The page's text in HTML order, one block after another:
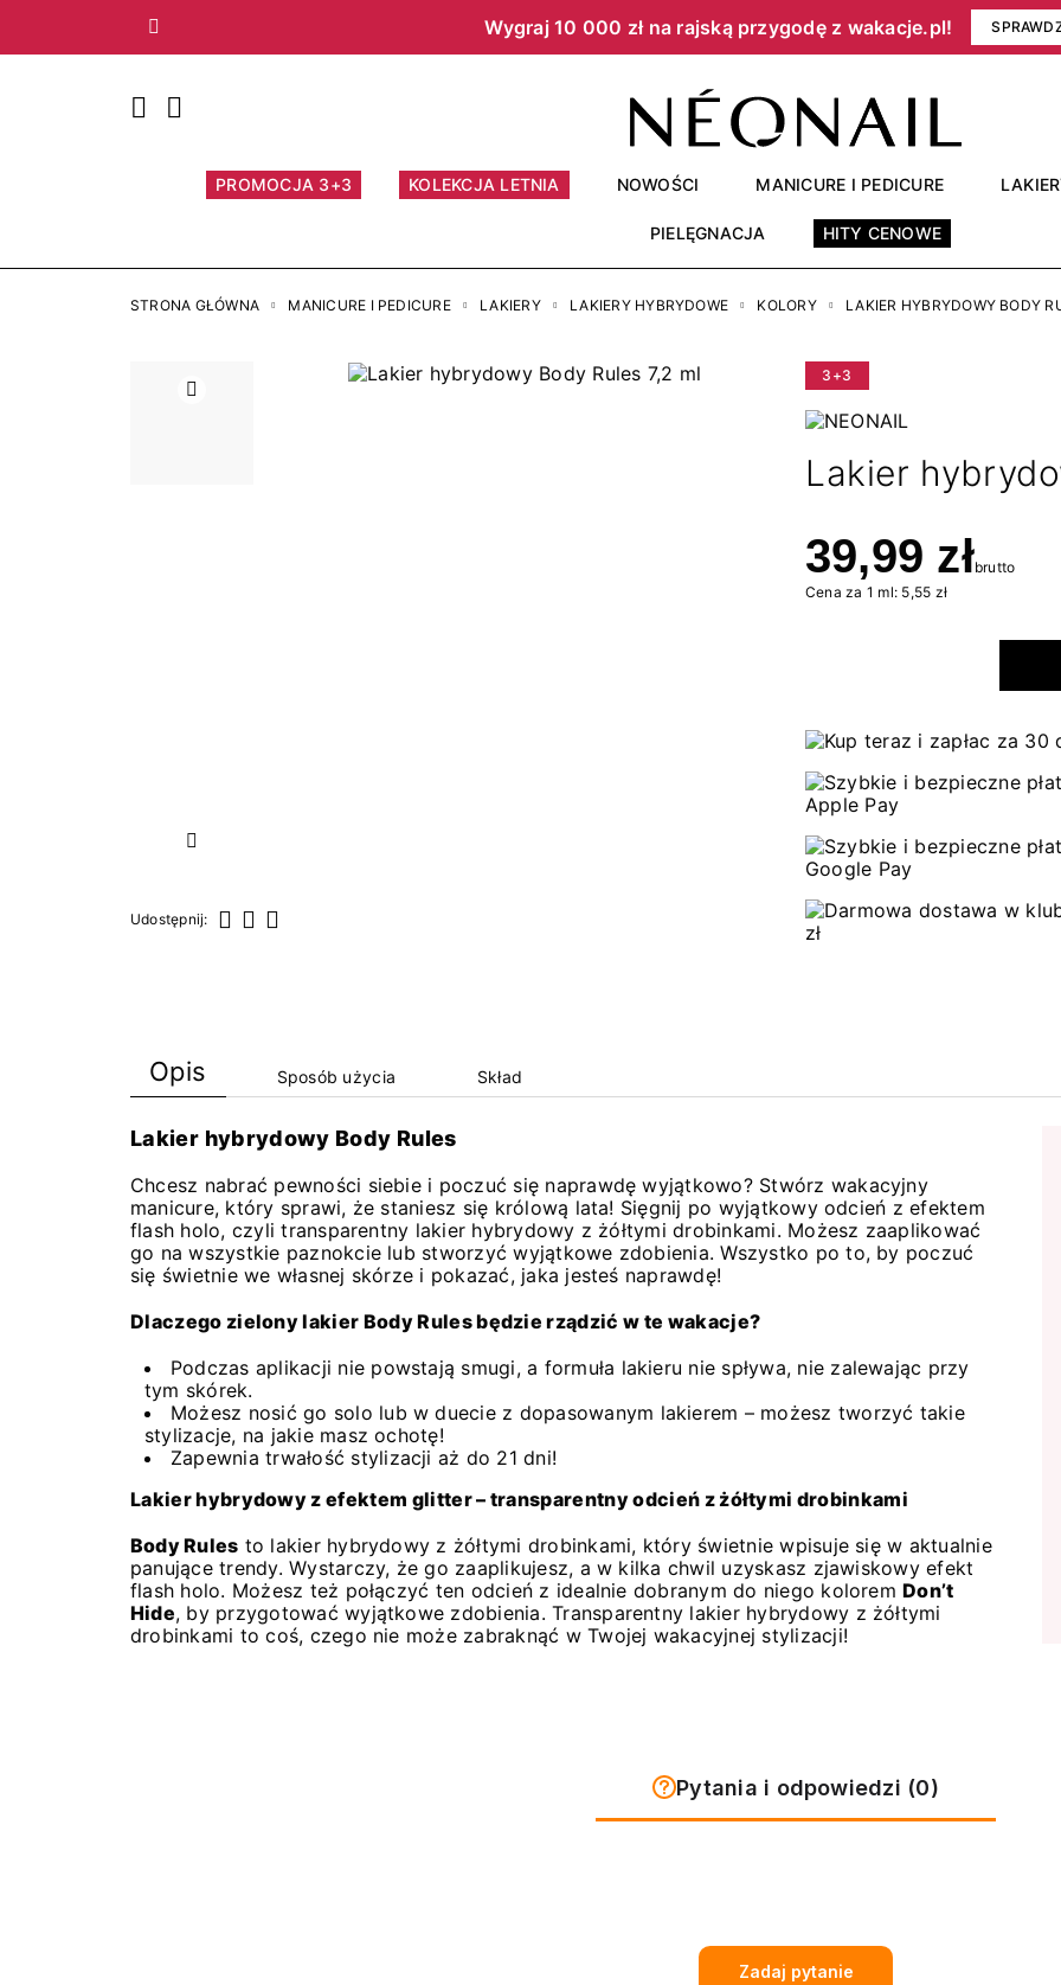
Wygraj 10 000 zł na rajską przygodę z wakacje.pl!​
Poprzedni
PROMOCJA 3+3 KOLEKCJA LETNIA NOWOŚCI MANICURE I PEDICURE
PIELĘGNACJA HITY CENOWE
STRONA GŁÓWNA MANICURE I PEDICURE LAKIERY LAKIERY HYBRYDOWE KOLORY LAKIER HYBRYDOWY BODY
Poprzedni
Następny
Udostępnij:
3+3
Lakier
39,99 złbrutto
Cena za 1 ml: 5,55 zł
Opis Sposób użycia Skład
Lakier hybrydowy Body Rules
Chcesz nabrać pewności siebie i poczuć się naprawdę wyjątkowo? Stwórz wakacyjny
manicure, który sprawi, że staniesz się królową lata! Sięgnij po wyjątkowy odcień z efektem
flash holo, czyli transparentny lakier hybrydowy z żółtymi drobinkami. Możesz zaaplikować
go na wszystkie paznokcie lub stworzyć wyjątkowe zdobienia. Wszystko po to, by poczuć
się świetnie we własnej skórze i pokazać, jaka jesteś naprawdę!
Dlaczego zielony lakier Body Rules będzie rządzić w te wakacje?
Podczas aplikacji nie powstają smugi, a formuła lakieru nie spływa, nie zalewając przy
tym skórek.
Możesz nosić go solo lub w duecie z dopasowanym lakierem – możesz tworzyć takie
stylizacje, na jakie masz ochotę!
Zapewnia trwałość stylizacji aż do 21 dni!
Lakier hybrydowy z efektem glitter – transparentny odcień z żółtymi drobinkami
Body Rules to lakier hybrydowy z żółtymi drobinkami, który świetnie wpisuje się w aktualnie
panujące trendy. Wystarczy, że go zaaplikujesz, a w kilka chwil uzyskasz zjawiskowy efekt
flash holo. Możesz też połączyć ten odcień z idealnie dobranym do niego koloremDon’t
Hide, by przygotować wyjątkowe zdobienia. Transparentny lakier hybrydowy z żółtymi
drobinkami to coś, czego nie może zabraknąć w Twojej wakacyjnej stylizacji!
Pytania i odpowiedzi (0)
Zadaj pytanie